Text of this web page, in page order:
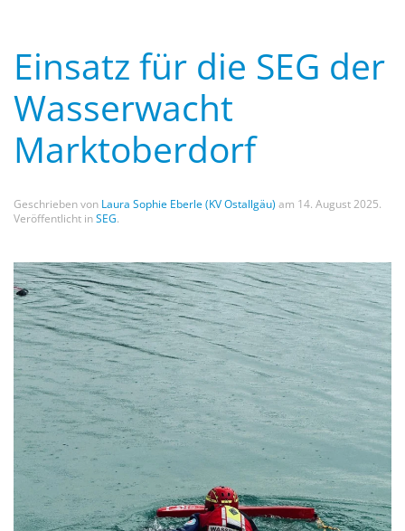
Einsatz für die SEG der
Wasserwacht
Marktoberdorf
Geschrieben von Laura Sophie Eberle (KV Ostallgäu) am 14. August 2025.
Veröffentlicht inSEG.